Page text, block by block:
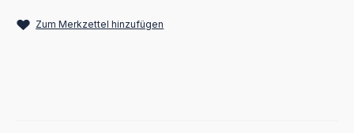
Zum Merkzettel hinzufügen